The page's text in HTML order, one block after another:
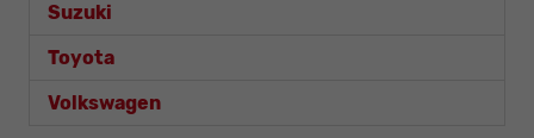
Suzuki
Toyota
Volkswagen